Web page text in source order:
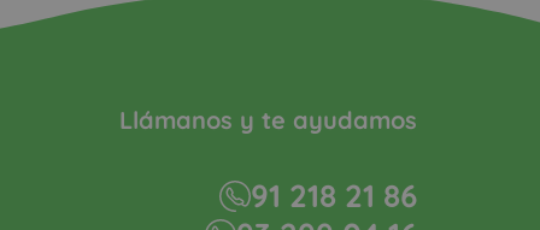
Llámanos y te ayudamos
91 218 21 86